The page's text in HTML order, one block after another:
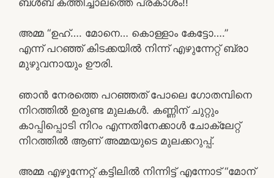
അമ്മ “ഉഹ്…. മോനെ… കൊള്ളാം കേട്ടോ….”
എന്ന് പറഞ്ഞ് കിടക്കയിൽ നിന്ന് എഴുന്നേറ്റ് ബ്രാ
മുഴുവനായും ഊരി.
ഞാൻ നേരത്തെ പറഞ്ഞത് പോലെ ഗോതമ്പിനെ
നിറത്തിൽ ഉരുണ്ട മുലകൾ. കണ്ണിന് ചുറ്റും
കാപ്പിപ്പൊടി നിറം എന്നതിനേക്കാൾ ചോക്ലേറ്റ്
നിറത്തിൽ ആണ് അമ്മയുടെ മുലക്കറുപ്പ്.
അമ്മ എഴുന്നേറ്റ് കട്ടിലിൽ നിന്നിട്ട് എന്നോട് “മോന്